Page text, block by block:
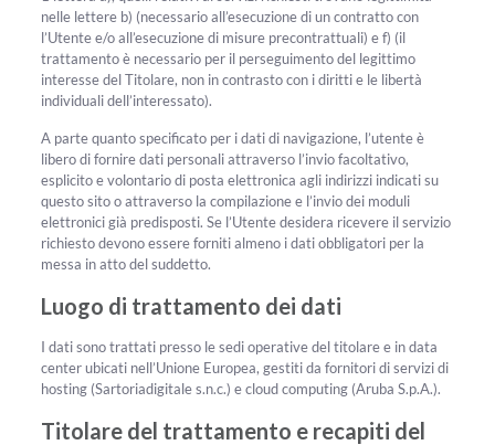
nelle lettere b) (necessario all’esecuzione di un contratto con
l’Utente e/o all’esecuzione di misure precontrattuali) e f) (il
trattamento è necessario per il perseguimento del legittimo
interesse del Titolare, non in contrasto con i diritti e le libertà
individuali dell’interessato).
A parte quanto specificato per i dati di navigazione, l’utente è
libero di fornire dati personali attraverso l’invio facoltativo,
esplicito e volontario di posta elettronica agli indirizzi indicati su
questo sito o attraverso la compilazione e l’invio dei moduli
elettronici già predisposti. Se l’Utente desidera ricevere il servizio
richiesto devono essere forniti almeno i dati obbligatori per la
messa in atto del suddetto.
Luogo di trattamento dei dati
I dati sono trattati presso le sedi operative del titolare e in data
center ubicati nell’Unione Europea, gestiti da fornitori di servizi di
hosting (Sartoriadigitale s.n.c.) e cloud computing (Aruba S.p.A.).
Titolare del trattamento e recapiti del